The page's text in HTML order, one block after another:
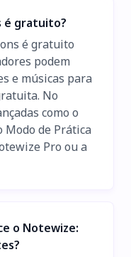
é gratuito?
é gratuito
podem
e músicas para
No
como o
Modo de Prática
Pro ou a
o Notewize: